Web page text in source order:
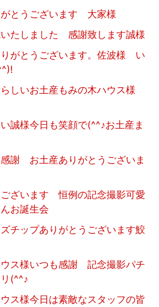
とうございます 大家様
たしました 感謝致します誠様
がとうございます。佐波様 い
しいお土産もみの木ハウス様
誠様今日も笑顔で(^^♪お土産ま
謝 お土産ありがとうございま
ざいます 恒例の記念撮影可愛
お誕生会
チップありがとうございます鮫
ウス様いつも感謝 記念撮影パチ
(^^♪
ス様今日は素敵なスタッフの皆